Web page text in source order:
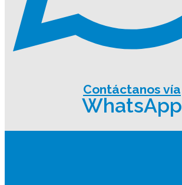
Contáctanos vía
WhatsApp